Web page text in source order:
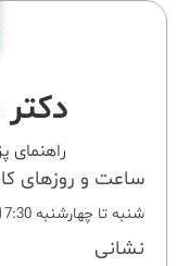
دکتر
راهنمای
ساعت و روزهای
شنبه تا چهارشنبه 17:30 تا 20
نشانی